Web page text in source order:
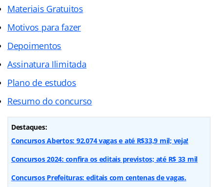
Materiais Gratuitos
Motivos para fazer
Depoimentos
Assinatura Ilimitada
Plano de estudos
Resumo do concurso
Destaques:
Concursos Abertos: 92.074 vagas e até R$33,9 mil; veja!
Concursos 2024: confira os editais previstos; até R$ 33 mil
Concursos Prefeituras: editais com centenas de vagas.